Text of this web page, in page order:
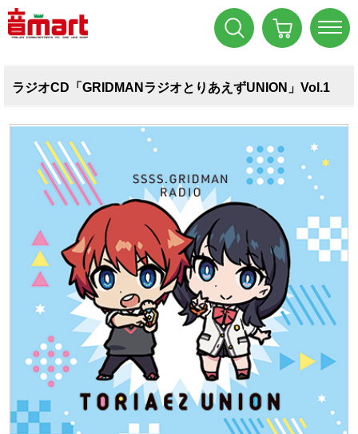
ラジオCD「GRIDMANラジオとりあえずUNION」Vol.1